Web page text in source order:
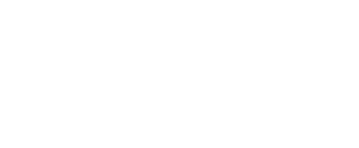
) : 1000ppm、
、
これらの製造装
通知します。
ムロン制御